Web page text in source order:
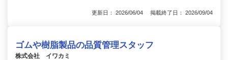
更新日： 2026/06/04 掲載終了日： 2026/09/04
ゴムや樹脂製品の品質管理スタッフ
株式会社 イワカミ